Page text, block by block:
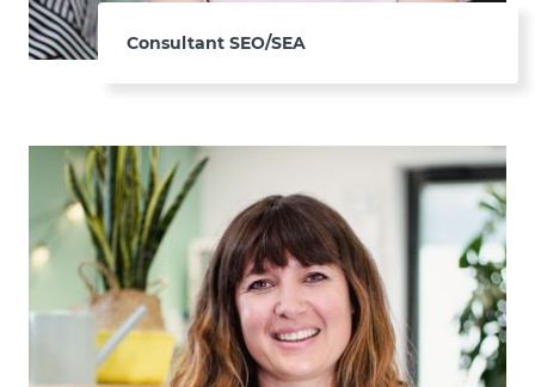
Consultant SEO/SEA